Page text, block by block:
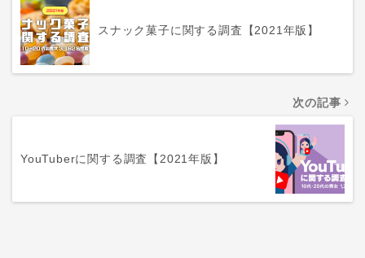
スナック菓子に関する調査【2021年版】
次の記事
YouTuberに関する調査【2021年版】